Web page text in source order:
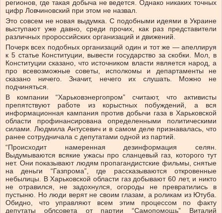
регионов, где такая добыча не ведется. Однако никаких точных
цифр Ловчиновский при этом не назвал.
Это совсем не новая выдумка. С подобными идеями в Украине
выступают уже давно, среди прочих, как раз представители
различных пророссийских организаций и движений.
Почерк всех подобных организаций один и тот же — апеллируя
к 5 статье Конституции, вывести государство за скобки. Мол, в
Конституции сказано, что источником власти является народ, а
про всевозможные советы, исполкомы и департаменты не
сказано ничего. Значит, нечего их слушать. Можно не
подчиняться.
В компании “Харьковэнергопром” считают, что активисты
препятствуют работе из корыстных побуждений, а вся
информационная кампания против добычи газа в Харьковской
области профинансирована определенными политическими
силами. Людмила Антусевич и в самом деле признавалась, что
ранее сотрудничала с депутатами одной из партий.
“Происходит намеренная дезинформация селян.
Выдумываются всякие ужасы про сланцевый газ, которого тут
нет. Они показывают людям пропагандистские фильмы, снятые
на деньги “Газпрома”, где рассказываются откровенные
небылицы. В Харьковской области газ добывают 60 лет, и никто
не отравился, не задохнулся, огороды не превратились в
пустыню. Но люди верят не своим глазам, а роликам из Ютуба.
Обидно, что управляют всем этим процессом по факту
депутаты облсовета от партии “Самопомощь” Виталий